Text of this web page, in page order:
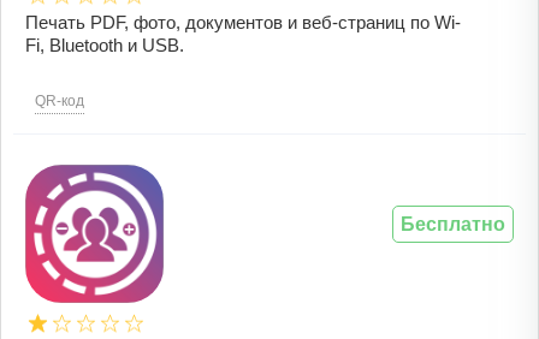
Печать PDF, фото, документов и веб-страниц по Wi-
Fi, Bluetooth и USB.
QR-код
Бесплатно